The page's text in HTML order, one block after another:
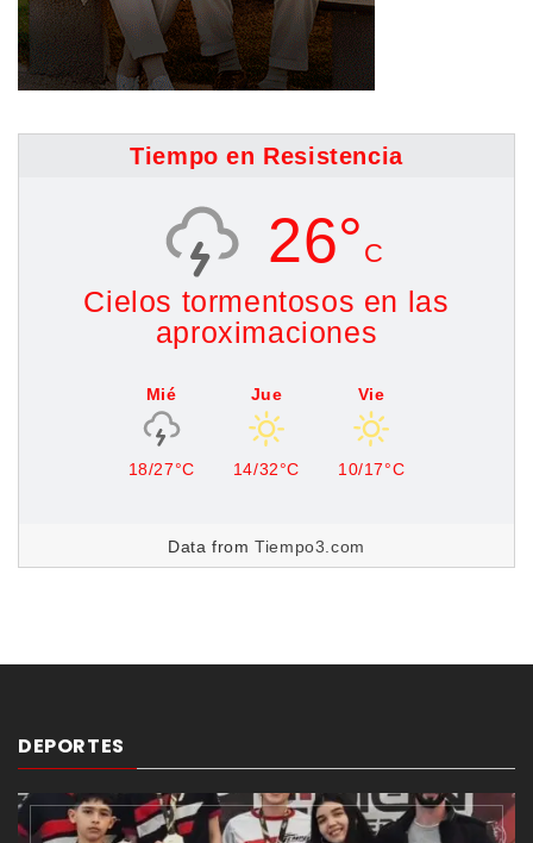
Tiempo en Resistencia
26° C
Cielos tormentosos en las
aproximaciones
Mié
18/27°C
Jue
14/32°C
Vie
10/17°C
Data fromTiempo3.com
DEPORTES